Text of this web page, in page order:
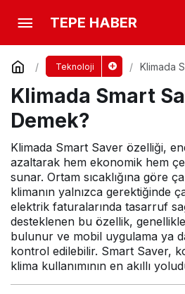
TEPE HABER
Teknoloji Klimada
Klimada Smart
Demek?
Klimada Smart Saver özelliği,
azaltarak hem ekonomik hem
sunar. Ortam sıcaklığına göre
klimanın yalnızca gerektiğinde
elektrik faturalarında tasarruf
desteklenen bu özellik,
bulunur ve mobil uygulama ya
kontrol edilebilir. Smart Saver,
klima kullanımının en akıllı
Klimada Smart Saver
Yorum Yap